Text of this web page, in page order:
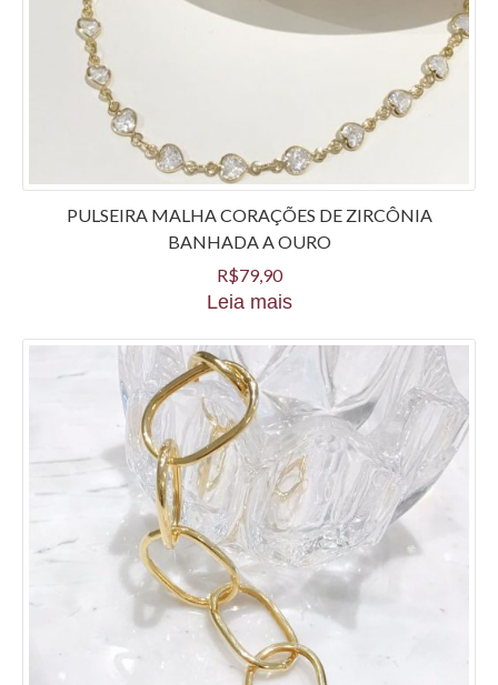
PULSEIRA MALHA CORAÇÕES DE ZIRCÔNIA
BANHADA A OURO
R$79,90
Leia mais